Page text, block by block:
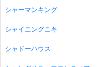
シャーマンキング
シャイニングニキ
シャドーハウス